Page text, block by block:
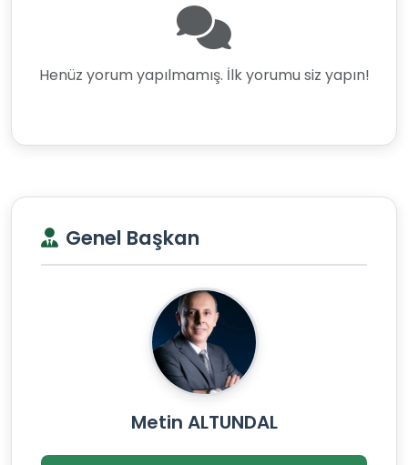
Henüz yorum yapılmamış. İlk yorumu siz yapın!
Genel Başkan
Metin ALTUNDAL